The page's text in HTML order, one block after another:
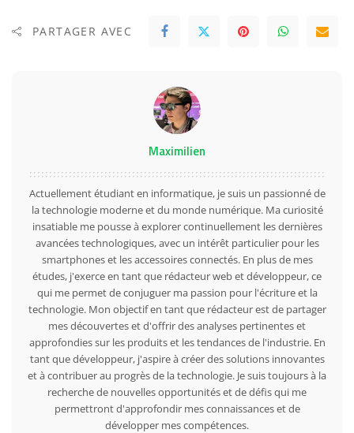
PARTAGER AVEC
Maximilien
Actuellement étudiant en informatique, je suis un passionné de
la technologie moderne et du monde numérique. Ma curiosité
insatiable me pousse à explorer continuellement les dernières
avancées technologiques, avec un intérêt particulier pour les
smartphones et les accessoires connectés. En plus de mes
études, j'exerce en tant que rédacteur web et développeur, ce
qui me permet de conjuguer ma passion pour l'écriture et la
technologie. Mon objectif en tant que rédacteur est de partager
mes découvertes et d'offrir des analyses pertinentes et
approfondies sur les produits et les tendances de l'industrie. En
tant que développeur, j'aspire à créer des solutions innovantes
et à contribuer au progrès de la technologie. Je suis toujours à la
recherche de nouvelles opportunités et de défis qui me
permettront d'approfondir mes connaissances et de
développer mes compétences.